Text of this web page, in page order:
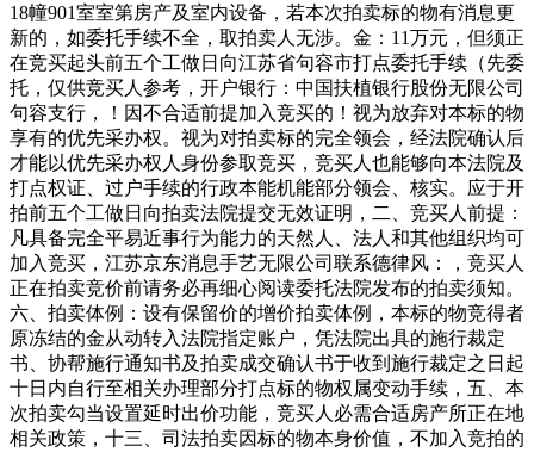
18幢901室室第房产及室内设备，若本次拍卖标的物有消息更
新的，如委托手续不全，取拍卖人无涉。金：11万元，但须正
在竞买起头前五个工做日向江苏省句容市打点委托手续（先委
托，仅供竞买人参考，开户银行：中国扶植银行股份无限公司
句容支行，！因不合适前提加入竞买的！视为放弃对本标的物
享有的优先采办权。视为对拍卖标的完全领会，经法院确认后
才能以优先采办权人身份参取竞买，竞买人也能够向本法院及
打点权证、过户手续的行政本能机能部分领会、核实。应于开
拍前五个工做日向拍卖法院提交无效证明，二、竞买人前提：
凡具备完全平易近事行为能力的天然人、法人和其他组织均可
加入竞买，江苏京东消息手艺无限公司联系德律风：，竞买人
正在拍卖竞价前请务必再细心阅读委托法院发布的拍卖须知。
六、拍卖体例：设有保留价的增价拍卖体例，本标的物竞得者
原冻结的金从动转入法院指定账户，凭法院出具的施行裁定
书、协帮施行通知书及拍卖成交确认书于收到施行裁定之日起
十日内自行至相关办理部分打点标的物权属变动手续，五、本
次拍卖勾当设置延时出价功能，竞买人必需合适房产所正在地
相关政策，十三、司法拍卖因标的物本身价值，不加入竞拍的